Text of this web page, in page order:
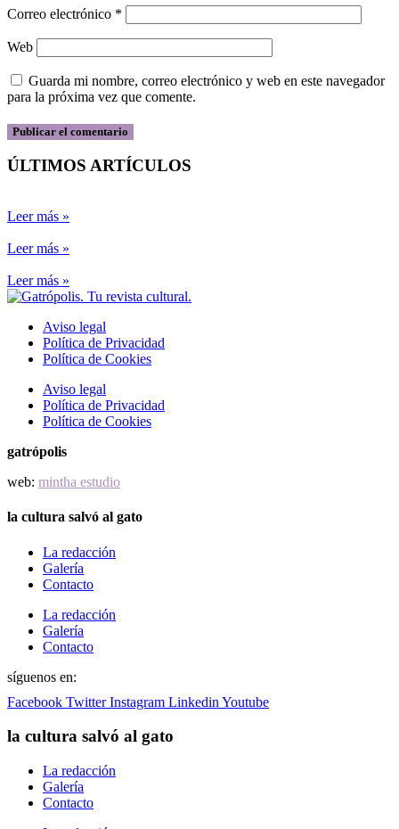
Correo electrónico *
Web
Guarda mi nombre, correo electrónico y web en este navegador
para la próxima vez que comente.
ÚLTIMOS ARTÍCULOS
Leer más »
Leer más »
Leer más »
Aviso legal
Política de Privacidad
Política de Cookies
Aviso legal
Política de Privacidad
Política de Cookies
gatrópolis
web: mintha estudio
la cultura salvó al gato
La redacción
Galería
Contacto
La redacción
Galería
Contacto
síguenos en:
Facebook Twitter Instagram Linkedin Youtube
la cultura salvó al gato
La redacción
Galería
Contacto